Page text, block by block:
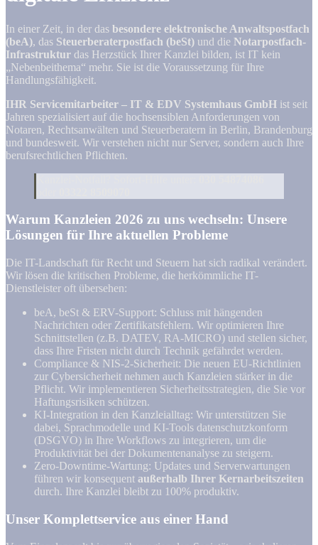
In einer Zeit, in der das besondere elektronische Anwaltspostfach
(beA), das Steuerberaterpostfach (beSt) und die Notarpostfach-
Infrastruktur das Herzstück Ihrer Kanzlei bilden, ist IT kein
„Nebenbeithema“ mehr. Sie ist die Voraussetzung für Ihre
Handlungsfähigkeit.
IHR Servicemitarbeiter – IT & EDV Systemhaus GmbH ist seit
Jahren spezialisiert auf die hochsensiblen Anforderungen von
Notaren, Rechtsanwälten und Steuerberatern in Berlin, Brandenburg
und bundesweit. Wir verstehen nicht nur Server, sondern auch Ihre
berufsrechtlichen Pflichten.
Warum Kanzleien 2026 zu uns wechseln: Unsere
Lösungen für Ihre aktuellen Probleme
Die IT-Landschaft für Recht und Steuern hat sich radikal verändert.
Wir lösen die kritischen Probleme, die herkömmliche IT-
Dienstleister oft übersehen:
beA, beSt & ERV-Support: Schluss mit hängenden
Nachrichten oder Zertifikatsfehlern. Wir optimieren Ihre
Schnittstellen (z.B. DATEV, RA-MICRO) und stellen sicher,
dass Ihre Fristen nicht durch Technik gefährdet werden.
Compliance & NIS-2-Sicherheit: Die neuen EU-Richtlinien
zur Cybersicherheit nehmen auch Kanzleien stärker in die
Pflicht. Wir implementieren Sicherheitsstrategien, die Sie vor
Haftungsrisiken schützen.
KI-Integration in den Kanzleialltag: Wir unterstützen Sie
dabei, Sprachmodelle und KI-Tools datenschutzkonform
(DSGVO) in Ihre Workflows zu integrieren, um die
Produktivität bei der Dokumentenanalyse zu steigern.
Zero-Downtime-Wartung: Updates und Serverwartungen
führen wir konsequent außerhalb Ihrer Kernarbeitszeiten
durch. Ihre Kanzlei bleibt zu 100% produktiv.
Unser Komplettservice aus einer Hand